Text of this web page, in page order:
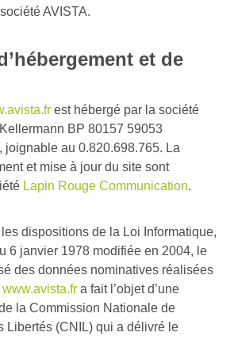
AVISTA.
et de
est hébergé par la société
BP 80157 59053
joignable au 0.820.698.765. La
et mise à jour du site sont
Lapin Rouge Communication.
dispositions de la Loi Informatique,
6 janvier 1978 modifiée en 2004, le
des données nominatives réalisées
www.avista.fr a fait l’objet d’une
la Commission Nationale de
Libertés (CNIL) qui a délivré le